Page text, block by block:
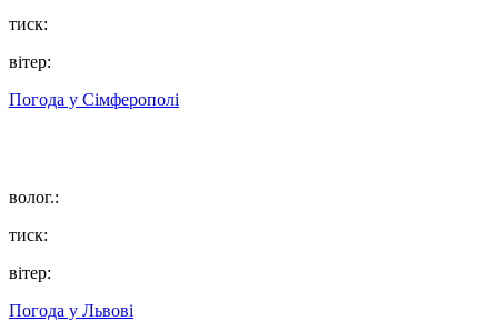
тиск:
вітер:
Погода у Сімферополі
волог.:
тиск:
вітер:
Погода у Львові